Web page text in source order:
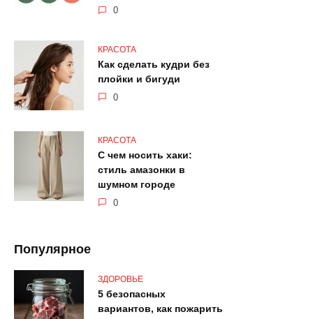
0
КРАСОТА
Как сделать кудри без
плойки и бигуди
0
КРАСОТА
С чем носить хаки:
стиль амазонки в
шумном городе
0
Популярное
ЗДОРОВЬЕ
5 безопасных
вариантов, как пожарить